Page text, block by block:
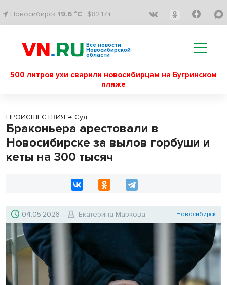
Новосибирск 19.6 °C $82.17↑
Все новости
Новосибирской
области
500 литров ухи сварили новосибирцам на Бугринском
пляже
ПРОИСШЕСТВИЯ → Суд
Браконьера арестовали в
Новосибирске за вылов горбуши и
кеты на 300 тысяч
04.05.2026 Екатерина Маркова Новосибирск